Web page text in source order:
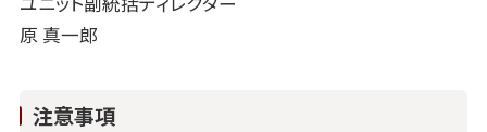
原 真一郎
注意事項